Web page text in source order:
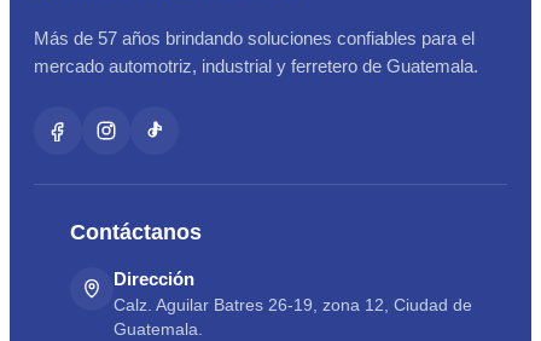
Más de 57 años brindando soluciones confiables para el
mercado automotriz, industrial y ferretero de Guatemala.
Contáctanos
Dirección
Calz. Aguilar Batres 26-19, zona 12, Ciudad de
Guatemala.